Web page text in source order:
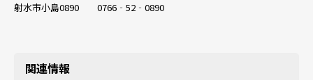
射水市小島0890 0766‐52‐0890
関連情報